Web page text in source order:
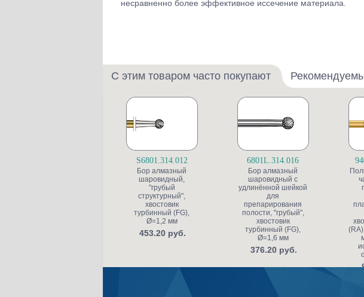
несравненно более эффективное иссечение материала.
С этим товаром часто покупают
S6801.314.012
Бор алмазный
шаровидный,
"грубый
структурный",
хвостовик
турбинный (FG),
Ø=1,2 мм
453.20 руб.
6801L.314.016
Бор алмазный
шаровидный с
удлинённой шейкой
для
препарирования
полости, "грубый",
хвостовик
турбинный (FG),
Ø=1,6 мм
376.20 руб.